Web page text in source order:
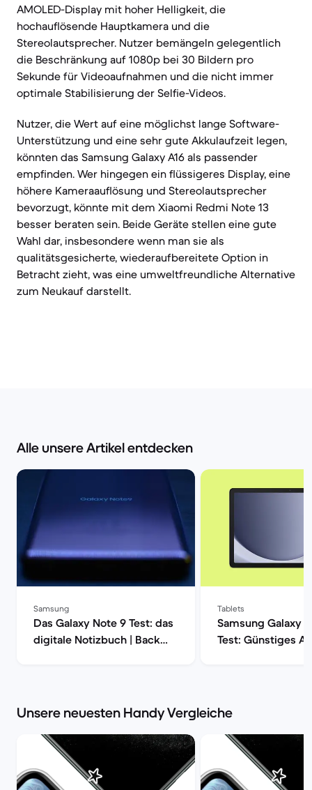
AMOLED-Display mit hoher Helligkeit, die
hochauflösende Hauptkamera und die
Stereolautsprecher. Nutzer bemängeln gelegentlich
die Beschränkung auf 1080p bei 30 Bildern pro
Sekunde für Videoaufnahmen und die nicht immer
optimale Stabilisierung der Selfie-Videos.
Nutzer, die Wert auf eine möglichst lange Software-
Unterstützung und eine sehr gute Akkulaufzeit legen,
könnten das Samsung Galaxy A16 als passender
empfinden. Wer hingegen ein flüssigeres Display, eine
höhere Kameraauflösung und Stereolautsprecher
bevorzugt, könnte mit dem Xiaomi Redmi Note 13
besser beraten sein. Beide Geräte stellen eine gute
Wahl dar, insbesondere wenn man sie als
qualitätsgesicherte, wiederaufbereitete Option in
Betracht zieht, was eine umweltfreundliche Alternative
zum Neukauf darstellt.
Alle unsere Artikel entdecken
Samsung
Das Galaxy Note 9 Test: das
digitale Notizbuch | Back
Tablets
Samsung Galaxy
Test: Günstiges
Unsere neuesten Handy Vergleiche